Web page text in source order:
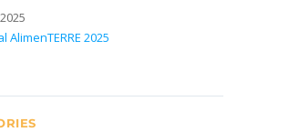
AlimenTERRE 2025